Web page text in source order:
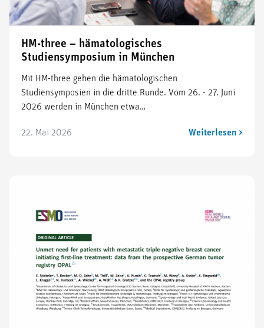
HM-three – hämatologisches
Studiensymposium in München
Mit HM-three gehen die hämatologischen
Studiensymposien in die dritte Runde. Vom 26. - 27. Juni
2026 werden in München etwa…
22. Mai 2026 Weiterlesen >